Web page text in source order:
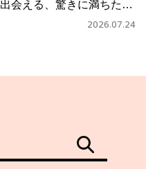
出会える、驚きに満ちたカ
2026.07.24